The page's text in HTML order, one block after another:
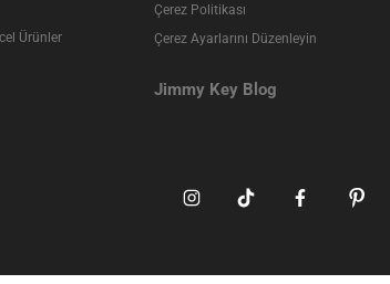
Ürünler
Çerez Politikası
Çerez Ayarlarını Düzenleyin
Jimmy Key Blog